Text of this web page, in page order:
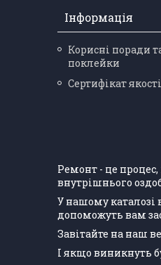
Інформація
Корисні поради
поклейки
Сертифікат якості
Ремонт - це
внутрішнього
У нашому каталозі
допоможуть вам
Завітайте на наш
І якщо виникнуть